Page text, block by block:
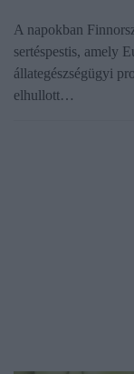
A napokban
sertéspestis, amely
állategészségügyi
elhullott…